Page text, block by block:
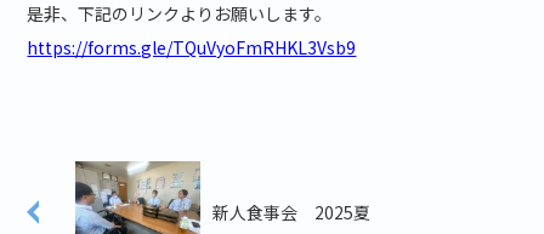
是非、下記のリンクよりお願いします。
https://forms.gle/TQuVyoFmRHKL3Vsb9
新人食事会 2025夏